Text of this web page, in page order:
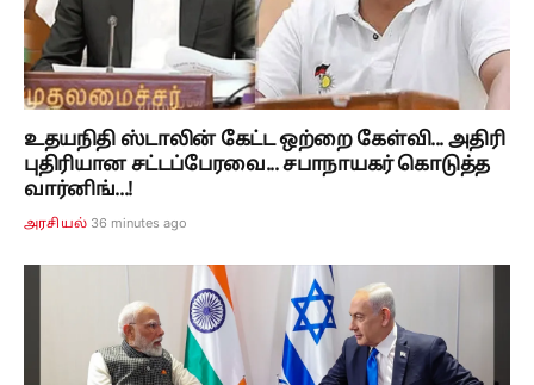
உதயநிதி ஸ்டாலின் கேட்ட ஒற்றை கேள்வி... அதிரி
புதிரியான சட்டப்பேரவை... சபாநாயகர் கொடுத்த
வார்னிங்...!
அரசியல் 36 minutes ago